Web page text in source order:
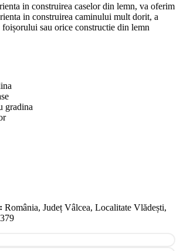
in construirea caselor din lemn, va oferim
in construirea caminului mult dorit, a
sau orice constructie din lemn
gradina
România, Județ Vâlcea, Localitate Vlădești,